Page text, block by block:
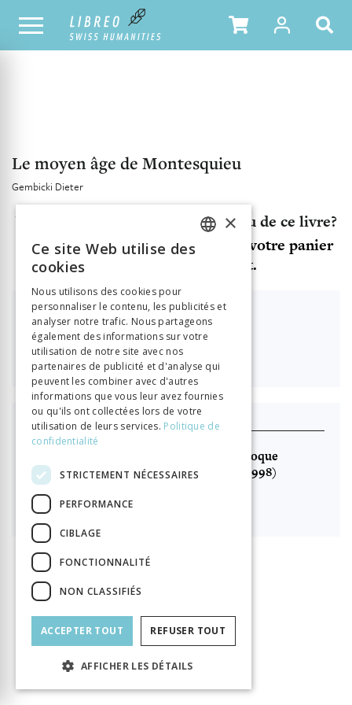
NOTRE CATALOGUE TABLE DES MATIÈRES
Le moyen âge de Montesquieu
Gembicki Dieter
Vous souhaitez accéder au contenu de ce livre?
Ajoutez le produit "Livre html" à votre panier
et finalisez votre achat.
Déjà client ? Vous avez déjà un compte?
Connexion
J'achète ce produit
Le Temps de Montesquieu. Actes du colloque
international de Genève (28-31 octobre 1998)
69.80 
Auteur Porret Michel
Éditeur
Librairie Droz
9782600006262
Français
ITALIAN
×
Ce site Web utilise des
cookies
Nous utilisons des cookies pour
personnaliser le contenu, les publicités et
analyser notre trafic. Nous partageons
également des informations sur votre
utilisation de notre site avec nos
partenaires de publicité et d'analyse qui
peuvent les combiner avec d'autres
informations que vous leur avez fournies
ou qu'ils ont collectées lors de votre
utilisation de leurs services. Politique de
confidentialité
STRICTEMENT NÉCESSAIRES
PERFORMANCE
CIBLAGE
FONCTIONNALITÉ
NON CLASSIFIÉS
ACCEPTER TOUT REFUSER TOUT
AFFICHER LES DÉTAILS